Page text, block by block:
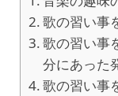
歌の習い事
歌の習い事
分にあった
歌の習い事